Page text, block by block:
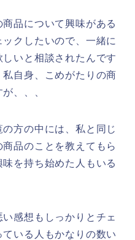
品について興味がある
クしたいので、一緒に
いと相談されたんです
自身、こめがたりの商
、、、
方の中には、私と同じ
品のことを教えてもら
を持ち始めた人もいる
感想もしっかりとチェ
いる人もかなりの数い